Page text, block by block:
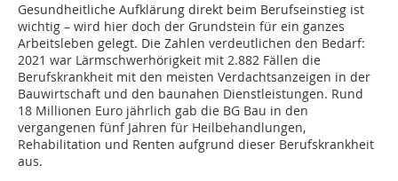
Gesundheitliche Aufklärung direkt beim Berufseinstieg ist
wichtig – wird hier doch der Grundstein für ein ganzes
Arbeitsleben gelegt. Die Zahlen verdeutlichen den Bedarf:
2021 war Lärmschwerhörigkeit mit 2.882 Fällen die
Berufskrankheit mit den meisten Verdachtsanzeigen in der
Bauwirtschaft und den baunahen Dienstleistungen. Rund
18 Millionen Euro jährlich gab die BG Bau in den
vergangenen fünf Jahren für Heilbehandlungen,
Rehabilitation und Renten aufgrund dieser Berufskrankheit
aus.